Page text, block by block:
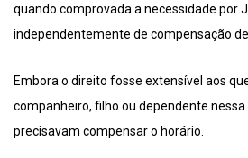
quando comprovada a necessidade por
independentemente de compensação de
Embora o direito fosse extensível aos
companheiro, filho ou dependente nessa
precisavam compensar o horário.